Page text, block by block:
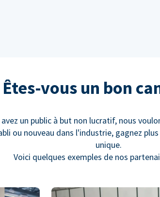
Êtes-vous un bon
avez un public à but non lucratif, nous
ou nouveau dans l'industrie, gagnez
unique.
Voici quelques exemples de nos